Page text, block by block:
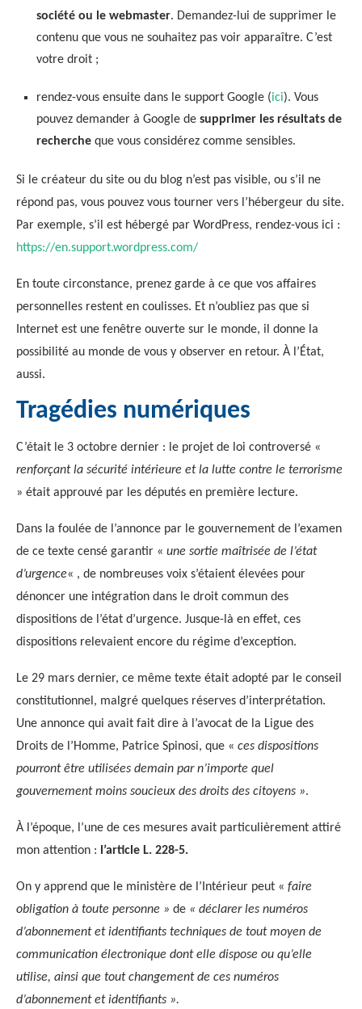
société ou le webmaster. Demandez-lui de supprimer le
contenu que vous ne souhaitez pas voir apparaître. C’est
votre droit ;
rendez-vous ensuite dans le support Google (ici). Vous
pouvez demander à Google de supprimer les résultats de
recherche que vous considérez comme sensibles.
Si le créateur du site ou du blog n’est pas visible, ou s’il ne
répond pas, vous pouvez vous tourner vers l’hébergeur du site.
Par exemple, s’il est hébergé par WordPress, rendez-vous ici :
https://en.support.wordpress.com/
En toute circonstance, prenez garde à ce que vos affaires
personnelles restent en coulisses. Et n’oubliez pas que si
Internet est une fenêtre ouverte sur le monde, il donne la
possibilité au monde de vous y observer en retour. À l’État,
aussi.
Tragédies numériques
C’était le 3 octobre dernier : le projet de loi controversé «
renforçant la sécurité intérieure et la lutte contre le terrorisme
» était approuvé par les députés en première lecture.
Dans la foulée de l’annonce par le gouvernement de l’examen
de ce texte censé garantir « une sortie maîtrisée de l’état
d’urgence« , de nombreuses voix s’étaient élevées pour
dénoncer une intégration dans le droit commun des
dispositions de l’état d’urgence. Jusque-là en effet, ces
dispositions relevaient encore du régime d’exception.
Le 29 mars dernier, ce même texte était adopté par le conseil
constitutionnel, malgré quelques réserves d’interprétation.
Une annonce qui avait fait dire à l’avocat de la Ligue des
Droits de l’Homme, Patrice Spinosi, que « ces dispositions
pourront être utilisées demain par n’importe quel
gouvernement moins soucieux des droits des citoyens ».
À l’époque, l’une de ces mesures avait particulièrement attiré
mon attention :
l’article L. 228-5.
On y apprend que le ministère de l’Intérieur peut « faire
obligation à toute personne » de « déclarer les numéros
d’abonnement et identifiants techniques de tout moyen de
communication électronique dont elle dispose ou qu’elle
utilise, ainsi que tout changement de ces numéros
d’abonnement et identifiants ».